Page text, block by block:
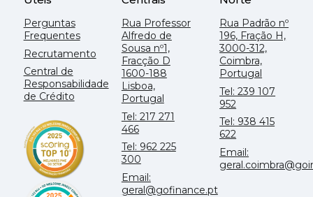
Perguntas
Frequentes
Recrutamento
Central de
Responsabilidade
de Crédito
Rua Professor
Alfredo de
Sousa nº1,
Fracção D
1600-188
Lisboa,
Portugal
Tel: 217 271
466
Tel: 962 225
300
Email:
geral@gofinance.pt
Rua Padrão nº
196, Fração H,
3000-312,
Coimbra,
Portugal
Tel: 239 107
952
Tel: 938 415
622
Email: